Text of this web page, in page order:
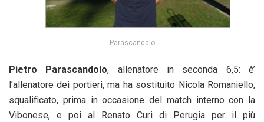
Parascandalo
Pietro Parascandolo, allenatore in seconda 6,5: è’
l’allenatore dei portieri, ma ha sostituito Nicola Romaniello,
squalificato, prima in occasione del match interno con la
Vibonese, e poi al Renato Curi di Perugia per il più